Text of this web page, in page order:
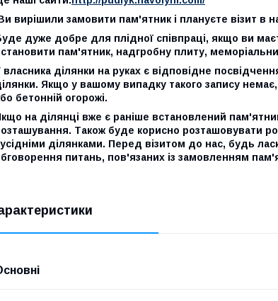
вирішили замовити пам'ятник і плануєте візит в
дуже добре для плідної співпраці, якщо ви
пам'ятник, надгробну плиту,
власника ділянки на руках є відповідне
Якщо у вашому випадку такого запису
бетонній огорожі.
на ділянці вже є раніше встановлений
Також буде корисно розташовувати
ділянками. Перед візитом до нас, будь
питань, пов'язаних із замовленням